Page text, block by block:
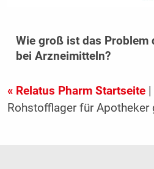
Wie groß ist das Problem
bei Arzneimitteln?
« Relatus Pharm Startseite|
Rohstofflager für Apotheker